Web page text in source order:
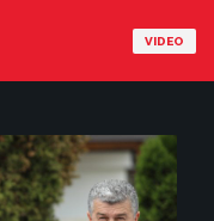
VIDEO